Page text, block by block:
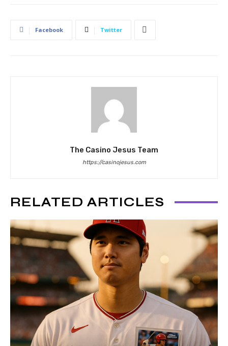
Facebook Twitter
The Casino Jesus Team
https://casinojesus.com
RELATED ARTICLES